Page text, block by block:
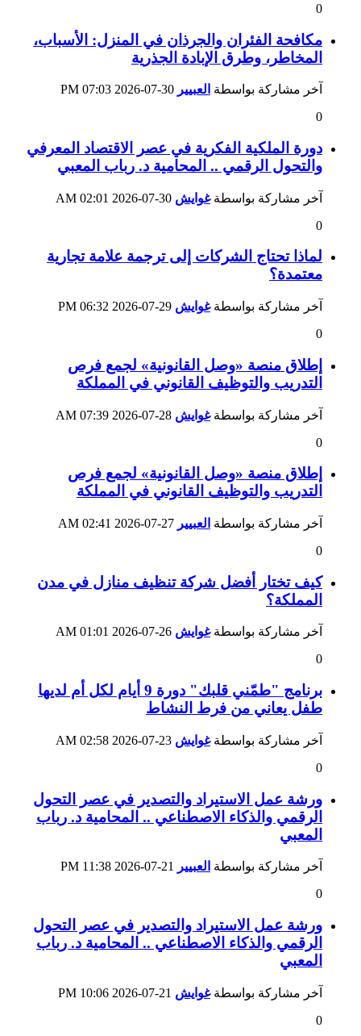
0
مكافحة الفئران والجرذان في المنزل: الأسباب،
المخاطر، وطرق الإبادة الجذرية
آخر مشاركة بواسطة العبيير
07:03 PM
0
دورة الملكية الفكرية في عصر الاقتصاد المعرفي
والتحول الرقمي .. المحامية د. رباب المعبي
آخر مشاركة بواسطةغوايش
02:01 AM
0
لماذا تحتاج الشركات إلى ترجمة علامة تجارية
معتمدة؟
آخر مشاركة بواسطةغوايش
06:32 PM
0
إطلاق منصة «وصل القانونية» لجمع فرص
التدريب والتوظيف القانوني في المملكة
آخر مشاركة بواسطةغوايش
07:39 AM
0
إطلاق منصة «وصل القانونية» لجمع فرص
التدريب والتوظيف القانوني في المملكة
آخر مشاركة بواسطة العبيير
02:41 AM
0
كيف تختار أفضل شركة تنظيف منازل في مدن
المملكة؟
آخر مشاركة بواسطةغوايش
01:01 AM
0
برنامج "طمّني قلبك" دورة 9 أيام لكل أم لديها
طفل يعاني من فرط النشاط
آخر مشاركة بواسطةغوايش
02:58 AM
0
ورشة عمل الاستيراد والتصدير في عصر التحول
الرقمي والذكاء الاصطناعي .. ‏المحامية د. رباب
المعبي
آخر مشاركة بواسطة العبيير
11:38 PM
0
ورشة عمل الاستيراد والتصدير في عصر التحول
الرقمي والذكاء الاصطناعي .. ‏المحامية د. رباب
المعبي
آخر مشاركة بواسطةغوايش
10:06 PM
0